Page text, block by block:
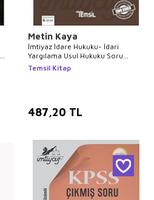
Metin Kaya
İmtiyaz İdare Hukuku- İdari
Yargılama Usul Hukuku Soru
Bankası
Temsil Kitap
487,20 TL